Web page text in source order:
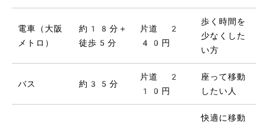
電車（大阪
メトロ）
約18分＋
徒歩5分
片道 2
40円
歩く時間を
少なくした
い方
バス 約35分
片道 2
10円
座って移動
したい人
快適に移動